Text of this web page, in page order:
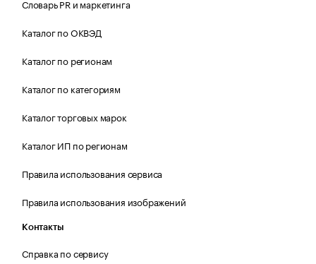
Словарь PR и маркетинга
Каталог по ОКВЭД
Каталог по регионам
Каталог по категориям
Каталог торговых марок
Каталог ИП по регионам
Правила использования сервиса
Правила использования изображений
Контакты
Справка по сервису